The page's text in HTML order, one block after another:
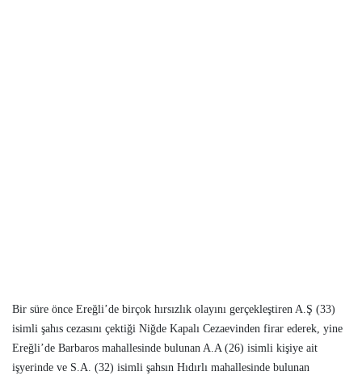
Bir süre önce Ereğli’de birçok hırsızlık olayını gerçekleştiren A.Ş (33)
isimli şahıs cezasını çektiği Niğde Kapalı Cezaevinden firar ederek, yine
Ereğli’de Barbaros mahallesinde bulunan A.A (26) isimli kişiye ait
işyerinde ve S.A. (32) isimli şahsın Hıdırlı mahallesinde bulunan